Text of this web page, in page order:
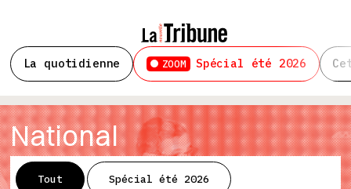
La quotidienne ZOOM Spécial été 2026
National
Tout Spécial été 2026